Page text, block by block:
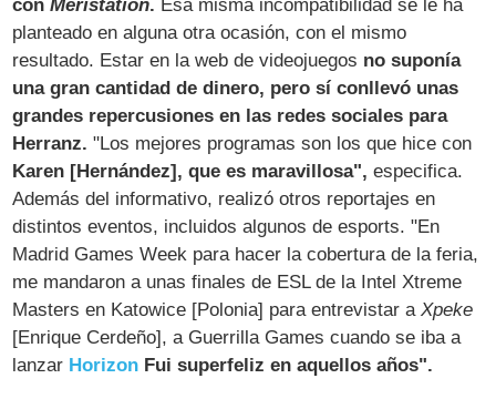
conMeristation. Esa misma incompatibilidad se le ha
planteado en alguna otra ocasión, con el mismo
resultado. Estar en la web de videojuegos no suponía
una gran cantidad de dinero, pero sí conllevó unas
grandes repercusiones en las redes sociales para
Herranz. "Los mejores programas son los que hice con
Karen [Hernández], que es maravillosa", especifica.
Además del informativo, realizó otros reportajes en
distintos eventos, incluidos algunos de esports. "En
Madrid Games Week para hacer la cobertura de la feria,
me mandaron a unas finales de ESL de la Intel Xtreme
Masters en Katowice [Polonia] para entrevistar aXpeke
[Enrique Cerdeño], a Guerrilla Games cuando se iba a
lanzar Horizon Fui superfeliz en aquellos años".